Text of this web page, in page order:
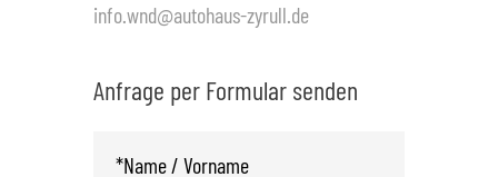
info.wnd@autohaus-zyrull.de
Anfrage per Formular senden